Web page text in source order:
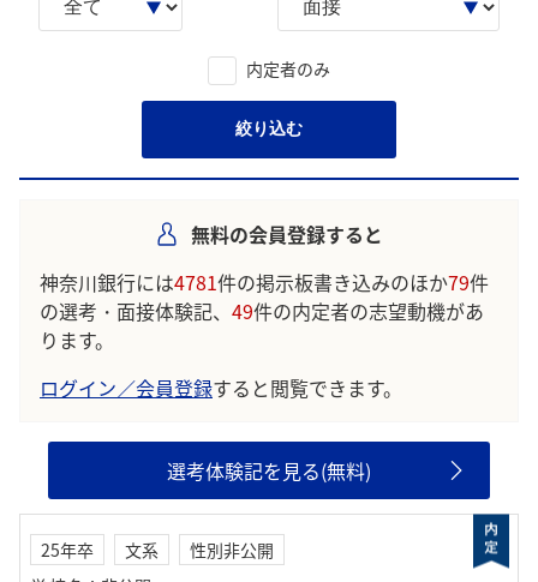
※AIを使用し、過去3年間のユーザー投稿を要約しています。実際
のユーザの投稿は下記の一覧からご確認ください。
内定者のみ
絞り込む
無料の会員登録すると
神奈川銀行には4781件の掲示板書き込みのほか79件
の選考・面接体験記、 49件の内定者の志望動機があ
ります。
ログイン／会員登録すると閲覧できます。
選考体験記を見る(無料)
25年卒 文系
性別非公開